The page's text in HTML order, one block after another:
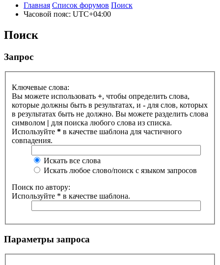
Главная Список форумов Поиск
Часовой пояс: UTC+04:00
Поиск
Запрос
Ключевые слова:
Вы можете использовать +, чтобы определить слова,
которые должны быть в результатах, и - для слов, которых
в результатах быть не должно. Вы можете разделить слова
символом | для поиска любого слова из списка.
Используйте * в качестве шаблона для частичного
совпадения.
Искать все слова
Искать любое слово/поиск с языком запросов
Поиск по автору:
Используйте * в качестве шаблона.
Параметры запроса